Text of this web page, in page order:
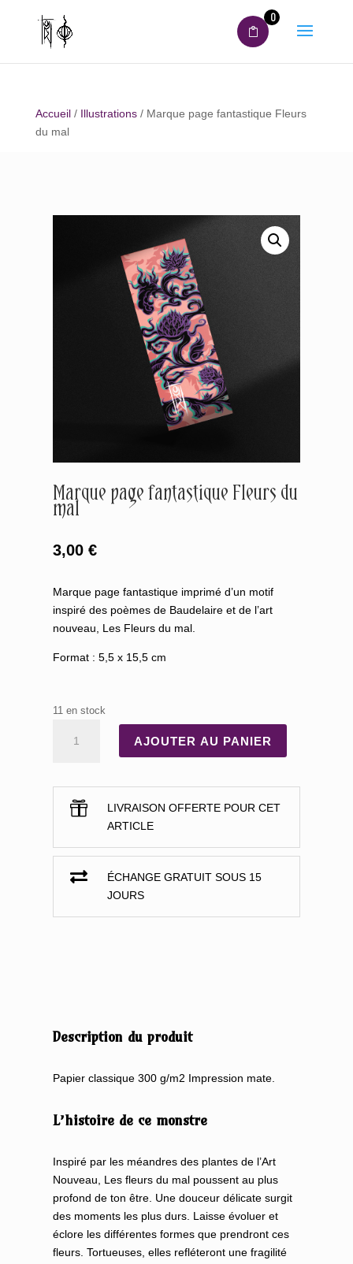
0
Accueil/ Illustrations/ Marque page fantastique Fleurs
du mal
Marque page fantastique Fleurs du
mal
3,00€
Marque page fantastique imprimé d’un motif
inspiré des poèmes de Baudelaire et de l’art
nouveau, Les Fleurs du mal.
Format : 5,5 x 15,5 cm
11 en stock
FANTASTIQUE
FLEURS
MAL
AJOUTER AU PANIER

LIVRAISON OFFERTE POUR CET
ARTICLE

ÉCHANGE GRATUIT SOUS 15
JOURS
Description du produit
Papier classique 300 g/m2 Impression mate.
L’histoire de ce monstre
Inspiré par les méandres des plantes de l’Art
Nouveau, Les fleurs du mal poussent au plus
profond de ton être. Une douceur délicate surgit
des moments les plus durs. Laisse évoluer et
éclore les différentes formes que prendront ces
fleurs. Tortueuses, elles refléteront une fragilité